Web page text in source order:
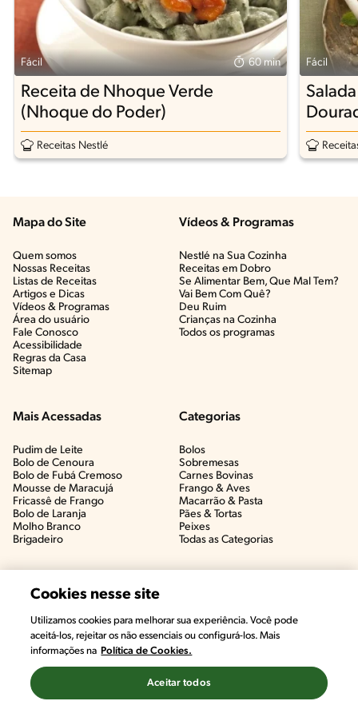
Fácil 60 min
Receita de Nhoque Verde
(Nhoque do Poder)
Receitas Nestlé
Fácil
Mapa do Site
Quem somos
Nossas Receitas
Listas de Receitas​
Artigos e Dicas​
Vídeos & Programas​
Área do usuário
Fale Conosco
Acessibilidade
Regras da Casa
Sitemap
Vídeos & Programas​
Nestlé na Sua Cozinha
Receitas em Dobro
Se Alimentar Bem, Que Mal Tem?​
Vai Bem Com Quê?​
Deu Ruim​
Crianças na Cozinha​
Todos os programas
Mais Acessadas
Pudim de Leite
Bolo de Cenoura
Bolo de Fubá Cremoso
Mousse de Maracujá
Fricassê de Frango
Bolo de Laranja
Molho Branco
Brigadeiro
Categorias
Bolos
Sobremesas
Carnes Bovinas​
Frango & Aves​
Macarrão & Pasta​
Pães & Tortas​
Peixes
Todas as Categorias
Cookies nesse site
Utilizamos cookies para melhorar sua experiência. Você pode
aceitá-los, rejeitar os não essenciais ou configurá-los. Mais
informações na Política de Cookies.
Aceitar todos